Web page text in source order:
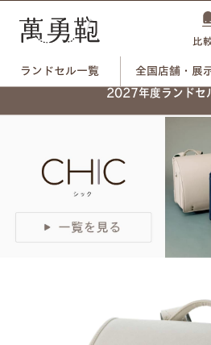
比
ランドセル一覧
全国店舗・展
2027年度ランドセ